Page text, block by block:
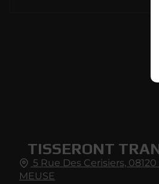
TISSERONT
5 Rue Des Cerisiers, 08120
MEUSE